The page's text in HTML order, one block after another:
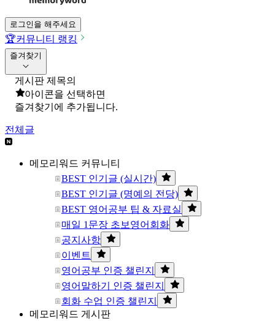
로그인을 해주세요
🏆커뮤니티 랭킹
즐겨찾기
게시판 제목의
아이콘을 선택하면
즐겨찾기에 추가됩니다.
전체글
메모리워드 커뮤니티
BEST 인기글 (실시간)
BEST 인기글 (명예의 전당)
BEST 영어공부 팁 & 자료실
매일 1문장 초보영어회화
공지사항
이벤트
영어공부 인증 챌린지
영어말하기 인증 챌린지
회화 수업 인증 챌린지
메모리워드 게시판